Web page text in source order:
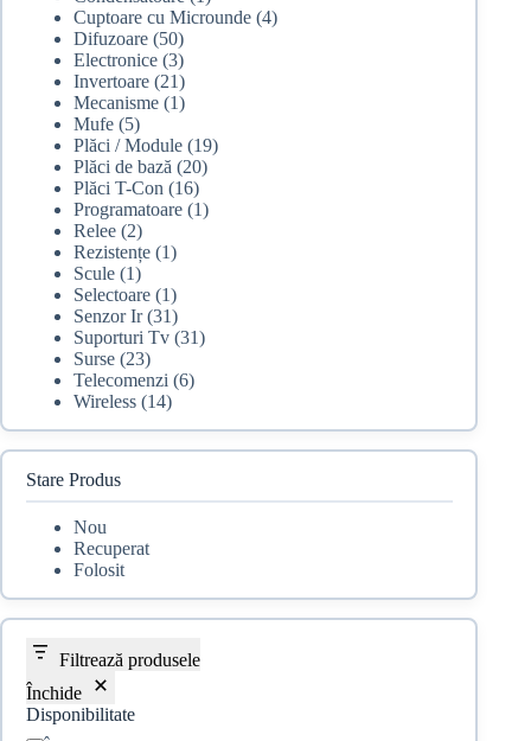
Cuptoare cu Microunde (4)
Difuzoare (50)
Electronice (3)
Invertoare (21)
Mecanisme (1)
Mufe (5)
Plăci / Module (19)
Plăci de bază (20)
Plăci T-Con (16)
Programatoare (1)
Relee (2)
Rezistențe (1)
Scule (1)
Selectoare (1)
Senzor Ir (31)
Suporturi Tv (31)
Surse (23)
Telecomenzi (6)
Wireless (14)
Stare Produs
Nou
Recuperat
Folosit
Filtrează produsele
Închide
Disponibilitate